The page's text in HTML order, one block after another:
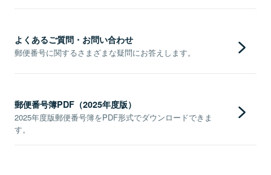
よくあるご質問・お問い合わせ
郵便番号に関するさまざまな疑問にお答えします。
郵便番号簿PDF（2025年度版）
2025年度版郵便番号簿をPDF形式でダウンロードできま
す。